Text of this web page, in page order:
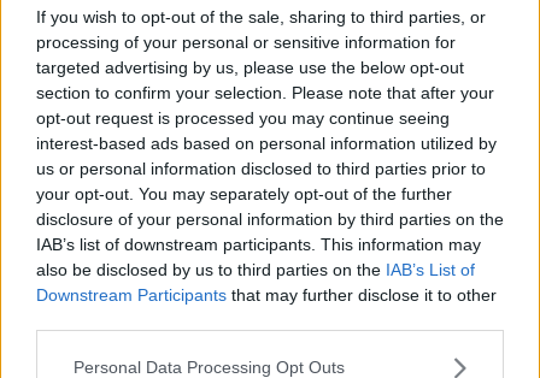
If you wish to opt-out of the sale, sharing to third parties, or
processing of your personal or sensitive information for
targeted advertising by us, please use the below opt-out
section to confirm your selection. Please note that after your
opt-out request is processed you may continue seeing
interest-based ads based on personal information utilized by
us or personal information disclosed to third parties prior to
your opt-out. You may separately opt-out of the further
disclosure of your personal information by third parties on the
IAB’s list of downstream participants. This information may
also be disclosed by us to third parties on the IAB’s List of
Downstream Participants that may further disclose it to other
Please note that this website/app uses one or more Google
Personal Data Processing Opt Outs
DOSI PER 4 PERSONE
INGREDIENTI
1 anguilla di almeno un kg
3 cucchiai d’olio
cipolla – prezzemolo
aglio – sale – pepe
700 g. di pomodori maturi o pelati
½ bicchiere di vino bianco secco (o rosso
robusto)